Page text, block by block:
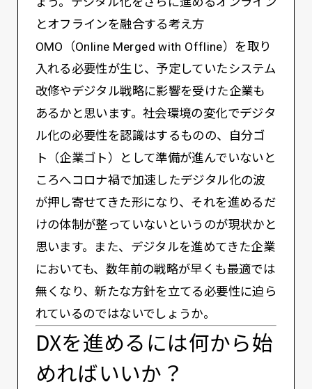
とオフラインを融合する考え方
OMO（Online Merged with Offline）を取り
入れる必要性が生じ、予定していたシステム
改修やデジタル戦略に影響を受けた企業も
あるかと思います。社会環境の変化でデジタ
ル化の必要性を認識はするものの、自分ゴ
ト（企業ゴト）として準備が進んでいないと
ころへコロナ禍で加速したデジタル化の波
が押し寄せてきた形になり、それを進めるだ
けの体制が整っていないというのが現状かと
思います。また、デジタルを進めてきた企業
においても、数年前の戦略が早くも最適では
無くなり、新たな方針を立てる必要性に迫ら
れているのではないでしょうか。
DXを進めるには何から始
めればいいか？